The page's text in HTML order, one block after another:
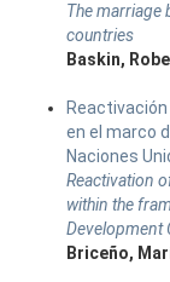
The marriage
countries
Baskin,
en el marco
Naciones
Reactivation
within the
Development
Briceño,